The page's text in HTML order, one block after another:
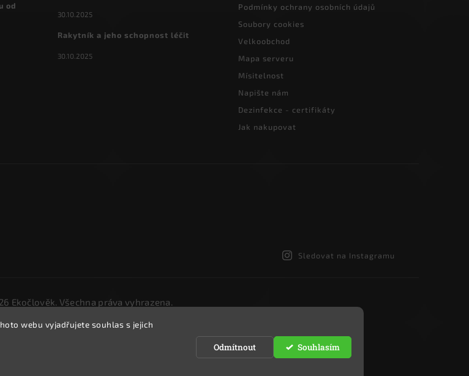
webu vyjadřujete souhlas s jejich
Odmítnout Souhlasím
od
30.10.2025
Rakytník a jeho schopnost léčit
30.10.2025
Podmínky ochrany osobních údajů
Soubory cookies
Velkoobchod
Mapa serveru
Mísitelnost
Napište nám
Dezinfekce - certifikáty
Jak nakupovat
Sledovat na Instagramu
Ekočlověk. Všechna práva vyhrazena.